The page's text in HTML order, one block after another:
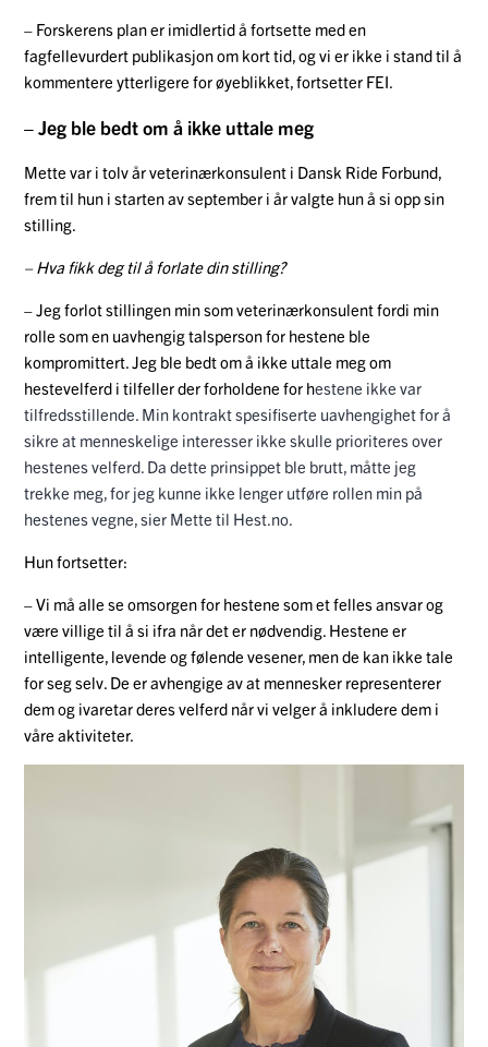
– Forskerens plan er imidlertid å fortsette med en
fagfellevurdert publikasjon om kort tid, og vi er ikke i stand til å
kommentere ytterligere for øyeblikket, fortsetter FEI.
– Jeg ble bedt om å ikke uttale meg
Mette var i tolv år veterinærkonsulent i Dansk Ride Forbund,
frem til hun i starten av september i år valgte hun å si opp sin
stilling.
– Hva fikk deg til å forlate din stilling?
– Jeg forlot stillingen min som veterinærkonsulent fordi min
rolle som en uavhengig talsperson for hestene ble
kompromittert. Jeg ble bedt om å ikke uttale meg om
hestevelferd i tilfeller der forholdene for hestene ikke var
tilfredsstillende. Min kontrakt spesifiserte uavhengighet for å
sikre at menneskelige interesser ikke skulle prioriteres over
hestenes velferd. Da dette prinsippet ble brutt, måtte jeg
trekke meg, for jeg kunne ikke lenger utføre rollen min på
hestenes vegne, sier Mette til Hest.no.
Hun fortsetter:
– Vi må alle se omsorgen for hestene som et felles ansvar og
være villige til å si ifra når det er nødvendig. Hestene er
intelligente, levende og følende vesener, men de kan ikke tale
for seg selv. De er avhengige av at mennesker representerer
dem og ivaretar deres velferd når vi velger å inkludere dem i
våre aktiviteter.